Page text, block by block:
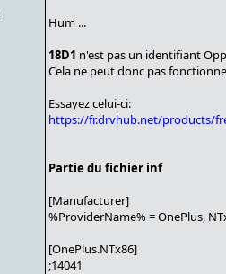
Hum ...
18D1 n'est pas un identifiant
Cela ne peut donc pas
Essayez celui-ci:
https://fr.drvhub.net/products/
Partie du fichier inf
[Manufacturer]
%ProviderName% = OnePlus,
[OnePlus.NTx86]
;14041